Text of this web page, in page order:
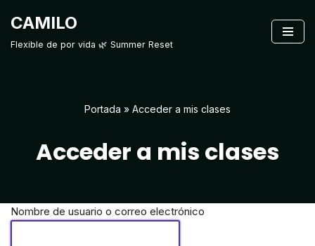
CAMILO
Flexible de por vida 🌿 Summer Reset
Portada » Acceder a mis clases
Acceder a mis clases
Nombre de usuario o correo electrónico